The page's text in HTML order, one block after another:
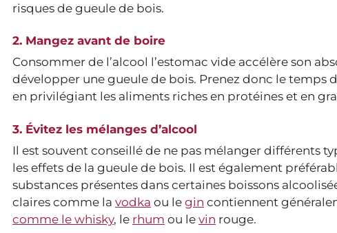
risques de gueule de bois.
2. Mangez avant de boire
Consommer de l’alcool l’estomac vide accélère son
développer une gueule de bois. Prenez donc le
en privilégiant les aliments riches en protéines et en
3. Évitez les mélanges d’alcool
Il est souvent conseillé de ne pas mélanger différents
les effets de la gueule de bois. Il est également
substances présentes dans certaines boissons
claires comme la vodka ou le gin contiennent
comme le whisky, le rhum ou le vin rouge.